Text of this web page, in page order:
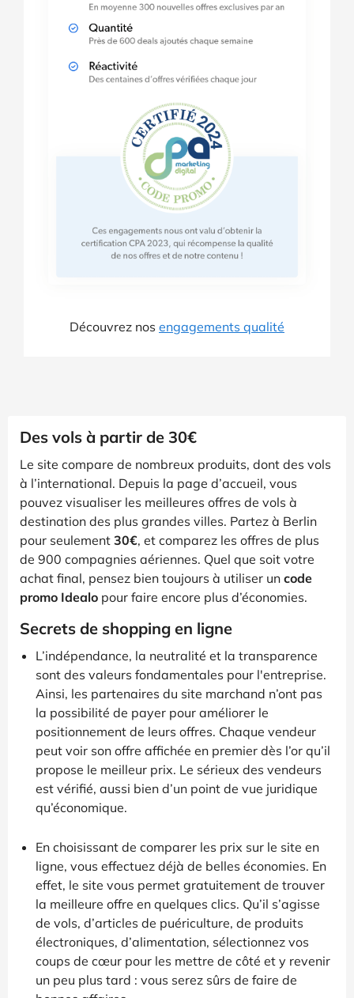
Découvrez nos engagements qualité
Des vols à partir de 30€
Le site compare de nombreux produits, dont des vols
à l’international. Depuis la page d’accueil, vous
pouvez visualiser les meilleures offres de vols à
destination des plus grandes villes. Partez à Berlin
pour seulement 30€, et comparez les offres de plus
de 900 compagnies aériennes. Quel que soit votre
achat final, pensez bien toujours à utiliser un code
promo Idealo pour faire encore plus d’économies.
Secrets de shopping en ligne
L’indépendance, la neutralité et la transparence
sont des valeurs fondamentales pour l'entreprise.
Ainsi, les partenaires du site marchand n’ont pas
la possibilité de payer pour améliorer le
positionnement de leurs offres. Chaque vendeur
peut voir son offre affichée en premier dès l’or qu’il
propose le meilleur prix. Le sérieux des vendeurs
est vérifié, aussi bien d’un point de vue juridique
qu’économique.
En choisissant de comparer les prix sur le site en
ligne, vous effectuez déjà de belles économies. En
effet, le site vous permet gratuitement de trouver
la meilleure offre en quelques clics. Qu’il s’agisse
de vols, d’articles de puériculture, de produits
électroniques, d’alimentation, sélectionnez vos
coups de cœur pour les mettre de côté et y revenir
un peu plus tard : vous serez sûrs de faire de